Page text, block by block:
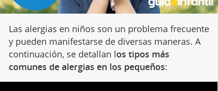
Las alergias en niños son un problema frecuente
y pueden manifestarse de diversas maneras. A
continuación, se detallan los tipos más
comunes de alergias en los pequeños: